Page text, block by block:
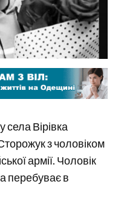
села Вірівка
з чоловіком
армії. Чоловік
перебуває в